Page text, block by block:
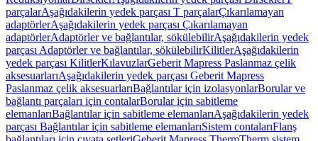
parçalarAşağıdakilerin yedek parçası T parçalarÇıkarılamayan
adaptörlerAşağıdakilerin yedek parçası Çıkarılamayan
adaptörlerAdaptörler ve bağlantılar, sökülebilirAşağıdakilerin yedek
parçası Adaptörler ve bağlantılar, sökülebilirKilitlerAşağıdakilerin
yedek parçası KilitlerKılavuzlarGeberit Mapress Paslanmaz çelik
aksesuarlarıAşağıdakilerin yedek parçası Geberit Mapress
Paslanmaz çelik aksesuarlarıBağlantılar için izolasyonlarBorular ve
bağlantı parçaları için contalarBorular için sabitleme
elemanlarıBağlantılar için sabitleme elemanlarıAşağıdakilerin yedek
parçası Bağlantılar için sabitleme elemanlarıSistem contalarıFlanş